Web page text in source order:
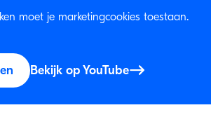
moet je marketingcookies toestaan.
Bekijk op YouTube